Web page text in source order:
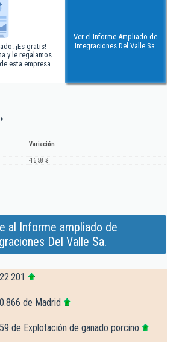
¡Es gratis!
y le regalamos
esta empresa
Ver el Informe Ampliado de
Integraciones Del Valle Sa.
Variación
-16,58 %
al Informe ampliado de
Del Valle Sa.
de Madrid
de Explotación de ganado porcino